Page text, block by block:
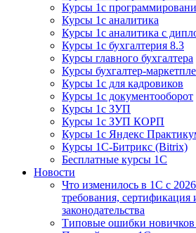
Курсы 1с
Курсы 1с аналитика
Курсы 1с аналитика с
Курсы 1с бухгалтерия 8.3
Курсы главного бухгалтера
Курсы бухгалтер-
Курсы 1с для кадровиков
Курсы 1с документооборот
Курсы 1с ЗУП
Курсы 1с ЗУП КОРП
Курсы 1с Яндекс
Курсы 1С-Битрикс (Bitrix)
Бесплатные курсы 1С
Новости
Что изменилось в 1С с
требования, сертификация
законодательства
Типовые ошибки новичков